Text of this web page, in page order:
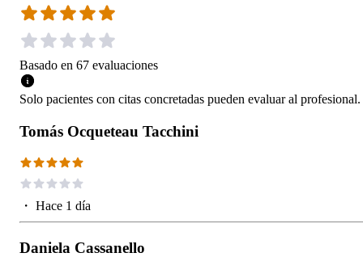
Basado en 67 evaluaciones
Solo pacientes con citas concretadas pueden evaluar al profesional.
Tomás Ocqueteau Tacchini
・ Hace 1 día
Daniela Cassanello